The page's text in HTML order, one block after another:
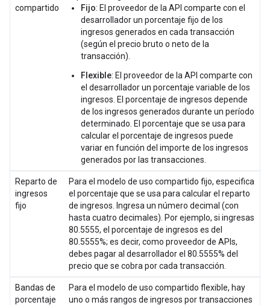
compartido
Fijo: El proveedor de la API comparte con el
desarrollador un porcentaje fijo de los
ingresos generados en cada transacción
(según el precio bruto o neto de la
transacción).
Flexible: El proveedor de la API comparte con
el desarrollador un porcentaje variable de los
ingresos. El porcentaje de ingresos depende
de los ingresos generados durante un período
determinado. El porcentaje que se usa para
calcular el porcentaje de ingresos puede
variar en función del importe de los ingresos
generados por las transacciones.
Reparto de
ingresos
fijo
Para el modelo de uso compartido fijo, especifica
el porcentaje que se usa para calcular el reparto
de ingresos. Ingresa un número decimal (con
hasta cuatro decimales). Por ejemplo, si ingresas
80.5555, el porcentaje de ingresos es del
80.5555%; es decir, como proveedor de APIs,
debes pagar al desarrollador el 80.5555% del
precio que se cobra por cada transacción.
Bandas de
porcentaje
Para el modelo de uso compartido flexible, hay
uno o más rangos de ingresos por transacciones